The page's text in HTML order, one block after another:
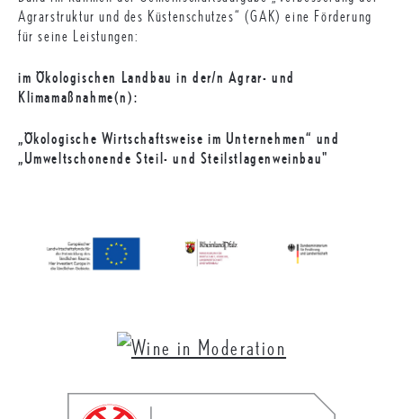
Agrarstruktur und des Küstenschutzes“ (GAK) eine Förderung
für seine Leistungen:
im Ökologischen Landbau in der/n Agrar- und
Klimamaßnahme(n):
„Ökologische Wirtschaftsweise im Unternehmen“ und
„Umweltschonende Steil- und Steilstlagenweinbau"